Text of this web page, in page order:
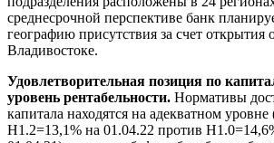
среднесрочной перспективе банк
географию присутствия за счет открытия
Владивостоке.
Удовлетворительная позиция по
уровень рентабельности. Нормативы
капитала находятся на адекватном
Н1.2=13,1% на 01.04.22 против